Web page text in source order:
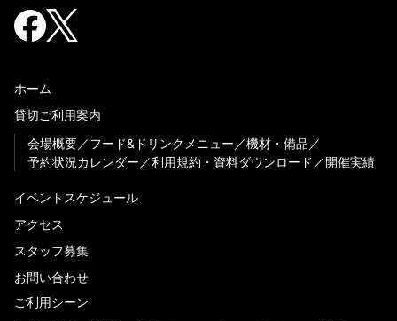
ホーム
貸切ご利用案内
会場概要
フード&ドリンクメニュー
機材・備品
予約状況カレンダー
利用規約・資料ダウンロード 開催実績
イベントスケジュール
アクセス
スタッフ募集
お問い合わせ
ご利用シーン